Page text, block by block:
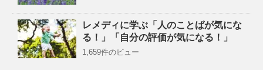
レメディに学ぶ「人のことばが気にな
る！」「自分の評価が気になる！」
1,659件のビュー